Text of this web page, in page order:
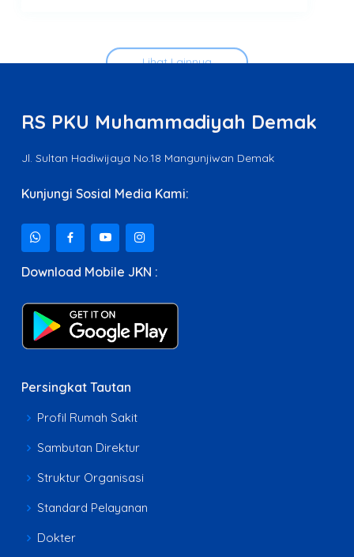
RS PKU Muhammadiyah Demak
Jl. Sultan Hadiwijaya No.18 Mangunjiwan Demak
Kunjungi Sosial Media Kami:
Download Mobile JKN :
Persingkat Tautan
Profil Rumah Sakit
Sambutan Direktur
Struktur Organisasi
Standard Pelayanan
Dokter